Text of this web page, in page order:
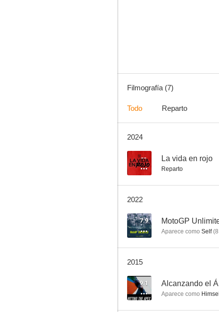
Filmografía (7)
Todo Reparto
2024
-- La vida en rojo
Reparto
2022
7.9 MotoGP
Aparece como Self(8
2015
9.1 Alcanzando el
Aparece como